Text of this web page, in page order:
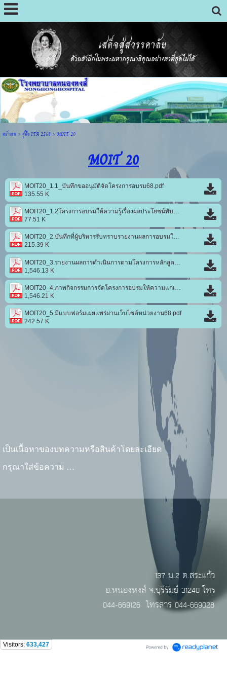
หน้าแรก>คู่มือ ITA 2568>MOIT 20
MOIT 20
MOIT20_1.1_บันทึกขออนุมัติจัดโครงการอบรม68.pdf
135.55 K
MOIT20_1.2โครงการอบรมให้ความรู้เรื่องผลประโยชน์ทับซ้อน_ต้านทุจริตศึกษา68.pdf
77.51 K
MOIT20_2.บันทึกที่ผู้บริหารรับทราบรายงานผลการอบรมให้ความรู้แก่เจ้าหน้าที่และขอเผยแพร่่68.pdf
215.39 K
1,546.13 K
1,546.21 K
MOIT20_5.มีแบบฟอร์มเผยแพร่ผ่านเว็บไซต์หน่วยงาน68.pdf
242.57 K
เป็นเนื้อหาของบทความหรือสินค้าโดยละเอียด
กรุณาใส่ข้อความ …
137 ม.2 ต.สระแก้ว
อ.หนองหงส์ จ.บุรีรัมย์ 31240 โทร
044-669126 โทรสาร 044-669028
Visitors: 633,427